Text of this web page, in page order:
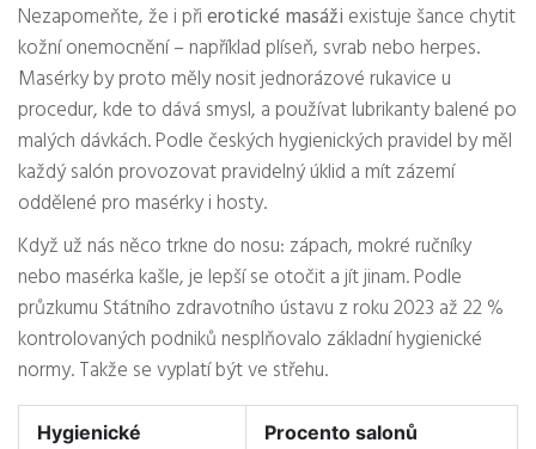
Nezapomeňte, že i přierotické masáži existuje šance chytit
kožní onemocnění – například plíseň, svrab nebo herpes.
Masérky by proto měly nosit jednorázové rukavice u
procedur, kde to dává smysl, a používat lubrikanty balené po
malých dávkách. Podle českých hygienických pravidel by měl
každý salón provozovat pravidelný úklid a mít zázemí
oddělené pro masérky i hosty.
Když už nás něco trkne do nosu: zápach, mokré ručníky
nebo masérka kašle, je lepší se otočit a jít jinam. Podle
průzkumu Státního zdravotního ústavu z roku 2023 až 22 %
kontrolovaných podniků nesplňovalo základní hygienické
normy. Takže se vyplatí být ve střehu.
Hygienické Procento salonů